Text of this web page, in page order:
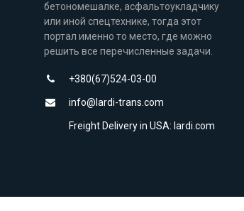
бетономешалке, асфальтоукладчику
или иной спецтехнике, тогда этот
портал именно то место, где можно
решить все перечисленные задачи.
+380(67)524-03-00
info@lardi-trans.com
Freight Delivery in USA: lardi.com